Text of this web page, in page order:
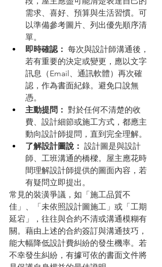
需求、喜好、預算與生活習慣。可
以準備參考圖片、列出優先順序清
單。
即時確認： 每次與設計師溝通後，
若有重要的決定或變更，應以文字
訊息（Email、通訊軟體）再次確
認，作為書面紀錄。避免口說無
憑。
主動提問： 對於任何不清楚的收
費、設計細節或施工方式，都應主
動向設計師提問，直到完全理解。
了解設計圖說： 設計圖是與設計
師、工班溝通的橋樑。屋主應花時
間理解設計師提供的圖面內容，若
有疑問立即提出。
常見的裝潢爭議，如「施工品質不
佳」、「未依照設計圖施工」或「工期
延宕」，往往與合約不清或溝通模糊有
關。藉由上述的合約簽訂與溝通技巧，
能大幅降低設計費糾紛的發生機率。若
不幸發生糾紛，有據可依的書面文件將